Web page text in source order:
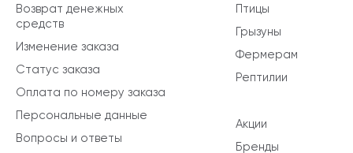
Птицы
Грызуны
Фермерам
Рептилии
Акции
Бренды
Возврат денежных
средств
Изменение заказа
Статус заказа
Оплата по номеру заказа
Персональные данные
Вопросы и ответы